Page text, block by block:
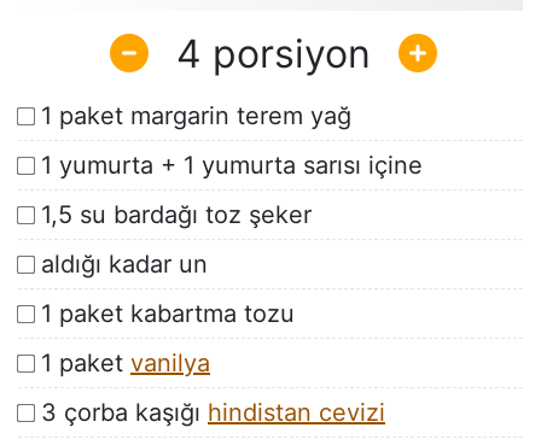
4
1 paket margarin terem yağ
1 yumurta + 1 yumurta sarısı içine
1,5 su bardağı toz şeker
aldığı kadar un
1 paket kabartma tozu
1 paket vanilya
3 çorba kaşığı hindistan cevizi